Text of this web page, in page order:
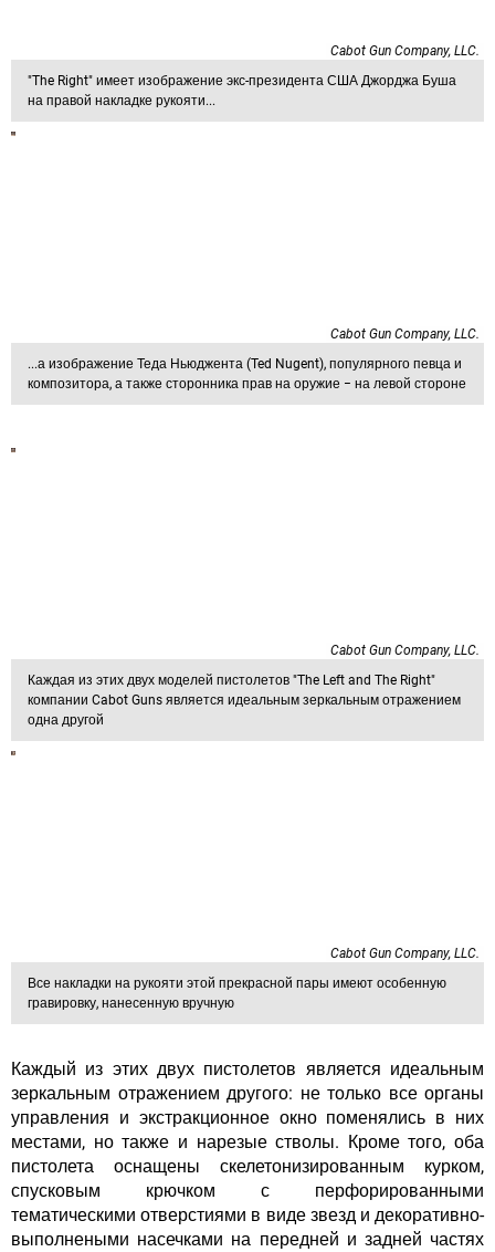
Cabot Gun Company, LLC.
"The Right" имеет изображение экс-президента США Джорджа Буша
на правой накладке рукояти...
Cabot Gun Company, LLC.
...а изображение Теда Ньюджента (Ted Nugent), популярного певца и
композитора, а также сторонника прав на оружие − на левой стороне
Cabot Gun Company, LLC.
Каждая из этих двух моделей пистолетов "The Left and The Right"
компании Cabot Guns является идеальным зеркальным отражением
одна другой
Cabot Gun Company, LLC.
Все накладки на рукояти этой прекрасной пары имеют особенную
гравировку, нанесенную вручную
Каждый из этих двух пистолетов является идеальным
зеркальным отражением другого: не только все органы
управления и экстракционное окно поменялись в них
местами, но также и нарезые стволы. Кроме того, оба
пистолета оснащены скелетонизированным курком,
спусковым крючком с перфорированными
тематическими отверстиями в виде звезд и декоративно-
выполнеными насечками на передней и задней частях